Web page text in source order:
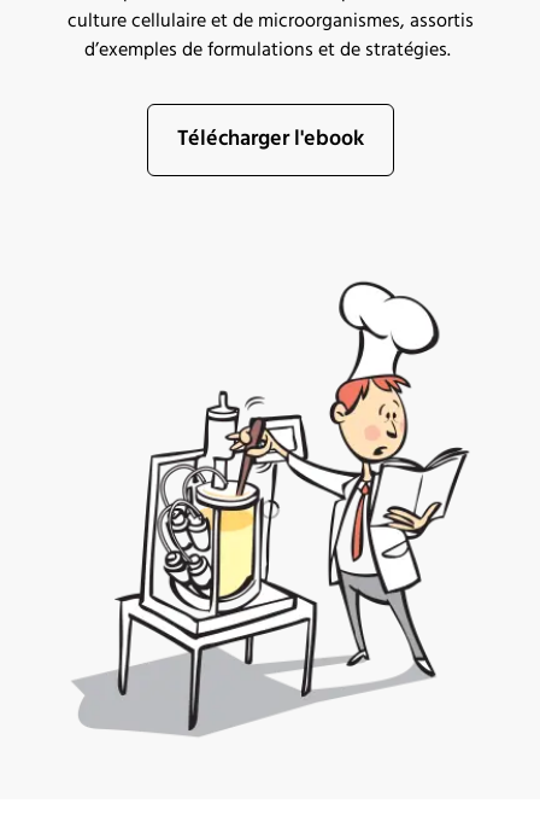
culture cellulaire et de microorganismes, assortis
d’exemples deformulations et de stratégies.
Télécharger l'ebook